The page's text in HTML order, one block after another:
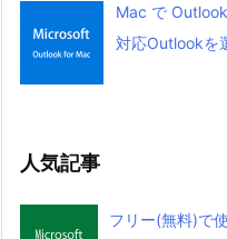
Mac で
対応Outlookを
人気記事
フリー(無料)で